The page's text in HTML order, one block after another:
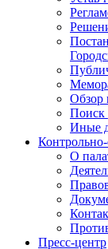
Обзор
Поиск
Иные
О
Пресс-центр